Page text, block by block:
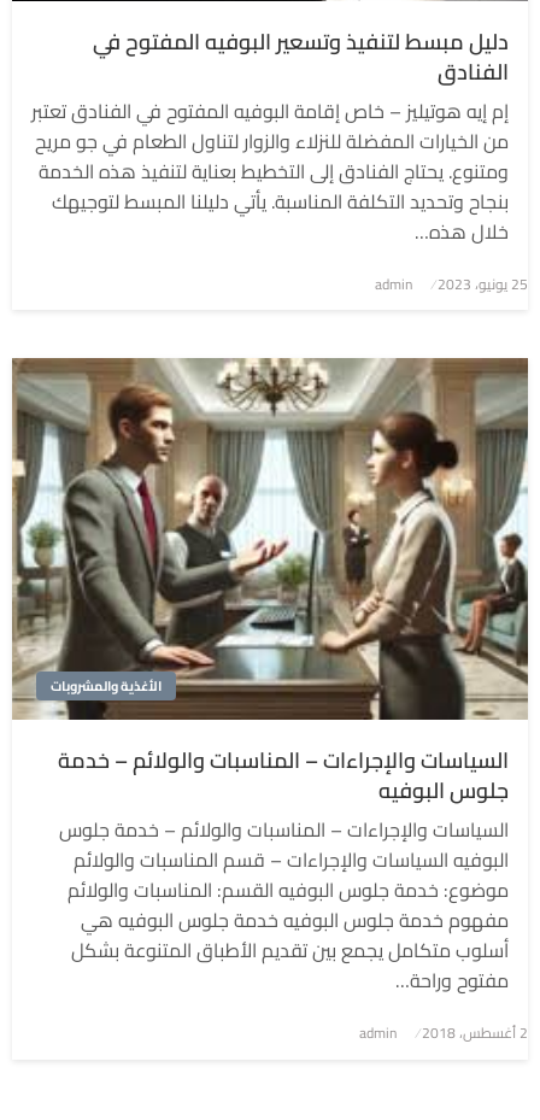
دليل مبسط لتنفيذ وتسعير البوفيه المفتوح في
الفنادق
إم إيه هوتيليز – خاص إقامة البوفيه المفتوح في الفنادق تعتبر
من الخيارات المفضلة للنزلاء والزوار لتناول الطعام في جو مريح
ومتنوع. يحتاج الفنادق إلى التخطيط بعناية لتنفيذ هذه الخدمة
بنجاح وتحديد التكلفة المناسبة. يأتي دليلنا المبسط لتوجيهك
خلال هذه…
نُشر
25 يونيو، 2023 admin
الأغذية والمشروبات
السياسات والإجراءات – المناسبات والولائم – خدمة
جلوس البوفيه
السياسات والإجراءات – المناسبات والولائم – خدمة جلوس
البوفيه السياسات والإجراءات – قسم المناسبات والولائم
موضوع: خدمة جلوس البوفيه القسم: المناسبات والولائم
مفهوم خدمة جلوس البوفيه خدمة جلوس البوفيه هي
أسلوب متكامل يجمع بين تقديم الأطباق المتنوعة بشكل
مفتوح وراحة…
نُشر
2 أغسطس، 2018 admin